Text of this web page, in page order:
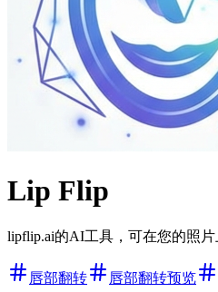
Lip Flip
lipflip.ai的AI工具，可在您的照
唇部翻转 唇部翻转预览